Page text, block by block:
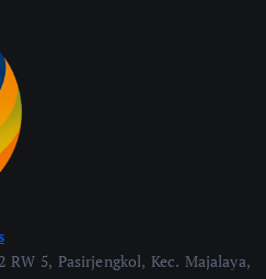
RW 5, Pasirjengkol, Kec. Majalaya,